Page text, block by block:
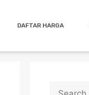
DAFTAR HARGA